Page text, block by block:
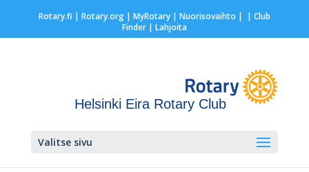
Rotary.fi | Rotary.org| MyRotary | Nuorisovaihto | | Club
Finder| Lahjoita
Helsinki Eira Rotary Club
Valitse sivu